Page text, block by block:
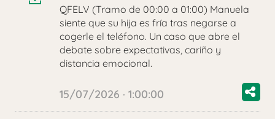
QFELV (Tramo de 00:00 a 01:00) Manuela
siente que su hija es fría tras negarse a
cogerle el teléfono. Un caso que abre el
debate sobre expectativas, cariño y
distancia emocional.
15/07/2026 · 1:00:00